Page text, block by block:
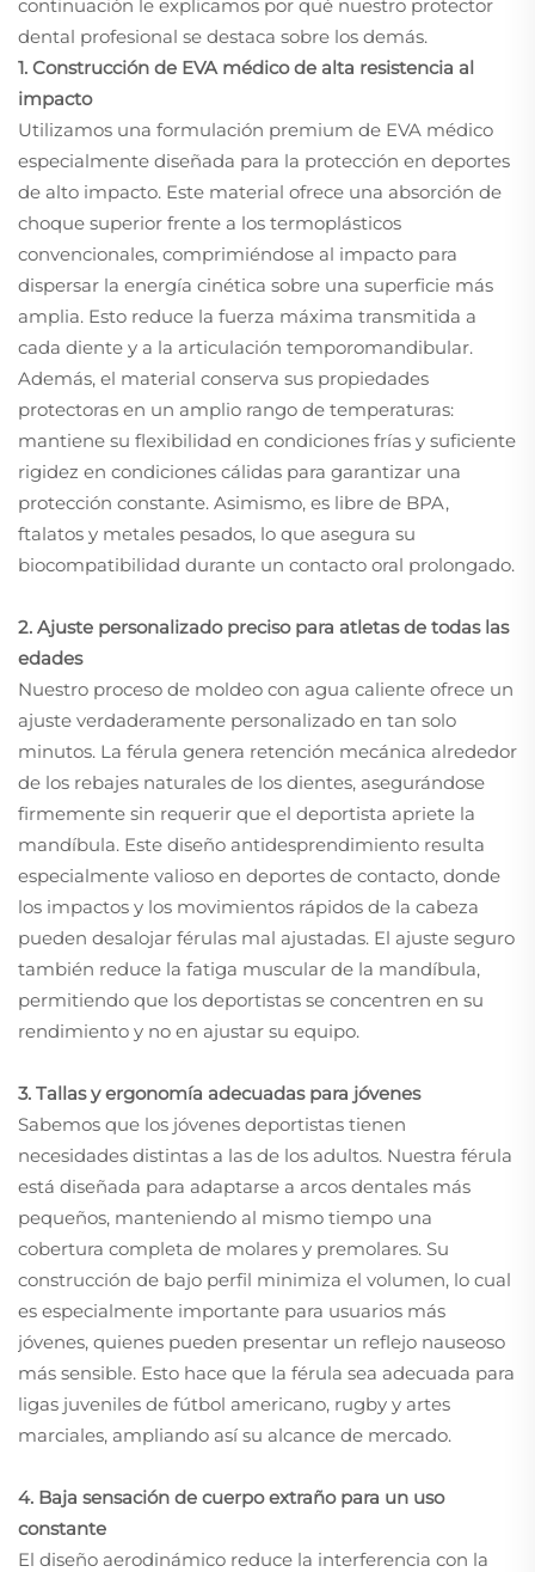
continuación le explicamos por qué nuestro protector
dental profesional se destaca sobre los demás.
1. Construcción de EVA médico de alta resistencia al
impacto
Utilizamos una formulación premium de EVA médico
especialmente diseñada para la protección en deportes
de alto impacto. Este material ofrece una absorción de
choque superior frente a los termoplásticos
convencionales, comprimiéndose al impacto para
dispersar la energía cinética sobre una superficie más
amplia. Esto reduce la fuerza máxima transmitida a
cada diente y a la articulación temporomandibular.
Además, el material conserva sus propiedades
protectoras en un amplio rango de temperaturas:
mantiene su flexibilidad en condiciones frías y suficiente
rigidez en condiciones cálidas para garantizar una
protección constante. Asimismo, es libre de BPA,
ftalatos y metales pesados, lo que asegura su
biocompatibilidad durante un contacto oral prolongado.
2. Ajuste personalizado preciso para atletas de todas las
edades
Nuestro proceso de moldeo con agua caliente ofrece un
ajuste verdaderamente personalizado en tan solo
minutos. La férula genera retención mecánica alrededor
de los rebajes naturales de los dientes, asegurándose
firmemente sin requerir que el deportista apriete la
mandíbula. Este diseño antidesprendimiento resulta
especialmente valioso en deportes de contacto, donde
los impactos y los movimientos rápidos de la cabeza
pueden desalojar férulas mal ajustadas. El ajuste seguro
también reduce la fatiga muscular de la mandíbula,
permitiendo que los deportistas se concentren en su
rendimiento y no en ajustar su equipo.
3. Tallas y ergonomía adecuadas para jóvenes
Sabemos que los jóvenes deportistas tienen
necesidades distintas a las de los adultos. Nuestra férula
está diseñada para adaptarse a arcos dentales más
pequeños, manteniendo al mismo tiempo una
cobertura completa de molares y premolares. Su
construcción de bajo perfil minimiza el volumen, lo cual
es especialmente importante para usuarios más
jóvenes, quienes pueden presentar un reflejo nauseoso
más sensible. Esto hace que la férula sea adecuada para
ligas juveniles de fútbol americano, rugby y artes
marciales, ampliando así su alcance de mercado.
4. Baja sensación de cuerpo extraño para un uso
constante
El diseño aerodinámico reduce la interferencia con la